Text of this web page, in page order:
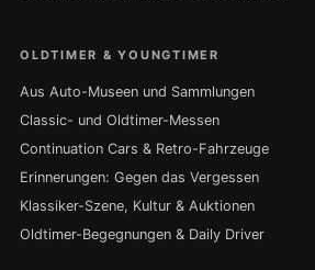
OLDTIMER & YOUNGTIMER
Aus Auto-Museen und Sammlungen
Classic- und Oldtimer-Messen
Continuation Cars & Retro-Fahrzeuge
Erinnerungen: Gegen das Vergessen
Klassiker-Szene, Kultur & Auktionen
Oldtimer-Begegnungen & Daily Driver